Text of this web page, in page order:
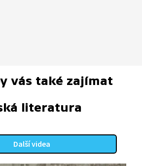
vás také zajímat
literatura
Další videa